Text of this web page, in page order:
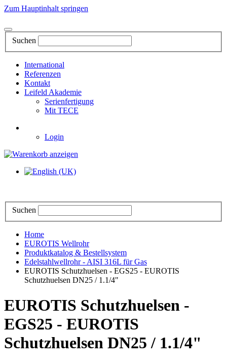
Zum Hauptinhalt springen
Suchen
International
Referenzen
Kontakt
Leifeld Akademie
Serienfertigung
Mit TECE
Login
Suchen
Home
EUROTIS Wellrohr
Produktkatalog & Bestellsystem
Edelstahlwellrohr - AISI 316L für Gas
EUROTIS Schutzhuelsen - EGS25 - EUROTIS
Schutzhuelsen DN25 / 1.1/4"
EUROTIS Schutzhuelsen -
EGS25 - EUROTIS
Schutzhuelsen DN25 / 1.1/4"